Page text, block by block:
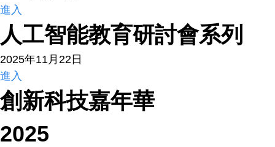
進入
人工智能教育研討會系列
2025年11月22日
進入
創新科技嘉年華
2025